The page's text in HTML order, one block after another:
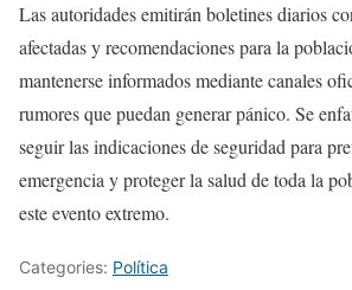
Las autoridades emitirán boletines diarios
afectadas y recomendaciones para la
mantenerse informados mediante canales
rumores que puedan generar pánico. Se
seguir las indicaciones de seguridad para
emergencia y proteger la salud de toda la
este evento extremo.
Categories: Política